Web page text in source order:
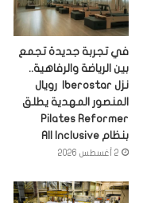
في تجربة جديدة تجمع
بين الرياضة والرفاهية..
نزل Iberostar رويال
المنصور المهدية يطلق
Pilates Reformer
بنظام All Inclusive
2 أغسطس 2026